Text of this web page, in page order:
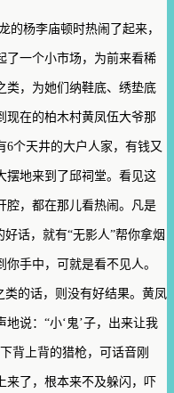
的杨李庙顿时热闹了起来，
了一个小市场，为前来看稀
类，为她们纳鞋底、绣垫底
现在的柏木村黄凤伍大爷那
6个天井的大户人家，有钱又
摆地来到了邱祠堂。看见这
腔，都在那儿看热闹。凡是
话，就有“无影人”帮你拿烟
你手中，可就是看不见人。
类的话，则没有好结果。黄凤
说：“小‘鬼’子，出来让我
背上背的猎枪，可话音刚
来了，根本来不及躲闪，吓